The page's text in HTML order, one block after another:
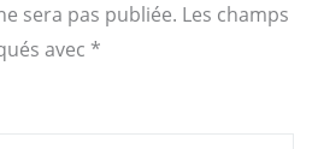
sera pas publiée. Les champs
avec *